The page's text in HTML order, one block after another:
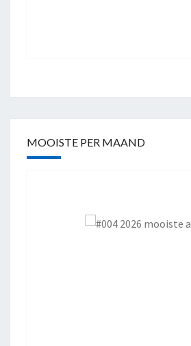
MOOISTE PER MAAND